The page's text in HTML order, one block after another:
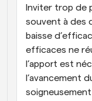
Inviter trop de
souvent à des
baisse
efficaces ne
l’apport est
l’avancement